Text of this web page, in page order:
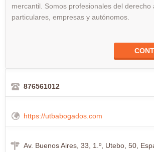
mercantil. Somos profesionales del derecho
particulares, empresas y autónomos.
876561012
https://utbabogados.com
Av. Buenos Aires, 33, 1.º, Utebo, 50,